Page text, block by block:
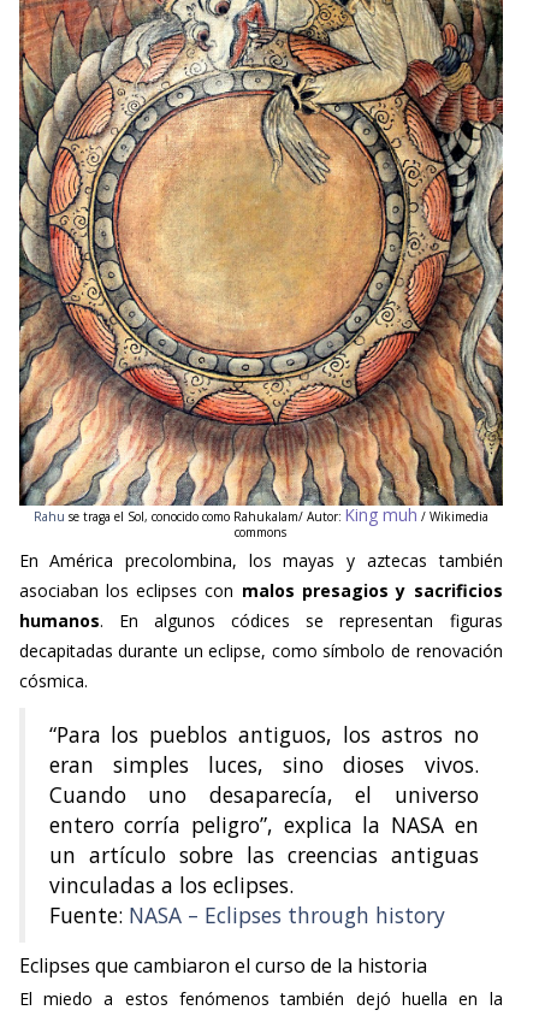
Rahu se traga el Sol, conocido como Rahukalam/ Autor: King muh / Wikimedia
commons
En América precolombina, los mayas y aztecas también
asociaban los eclipses con malos presagios y sacrificios
humanos. En algunos códices se representan figuras
decapitadas durante un eclipse, como símbolo de renovación
cósmica.
“Para los pueblos antiguos, los astros no
eran simples luces, sino dioses vivos.
Cuando uno desaparecía, el universo
entero corría peligro”, explica la NASA en
un artículo sobre las creencias antiguas
vinculadas a los eclipses.
Fuente: NASA – Eclipses through history
Eclipses que cambiaron el curso de la historia
El miedo a estos fenómenos también dejó huella en la